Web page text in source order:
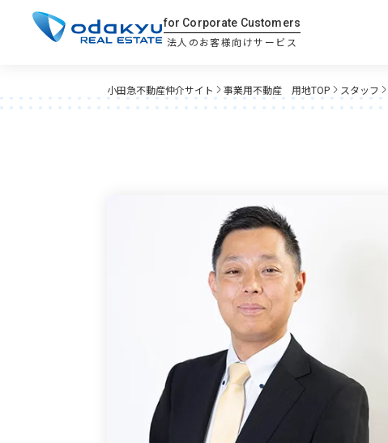
for Corporate Customers
法人のお客様向けサービス
小田急不動産仲介サイト 事業用不動産 用地TOP スタッフ